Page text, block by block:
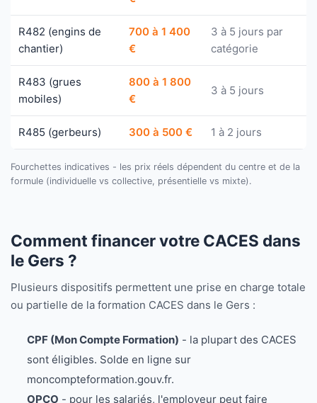
R482 (engins de
chantier)
700 à 1 400
€
3 à 5 jours par
catégorie
R483 (grues
mobiles)
800 à 1 800
€
3 à 5 jours
R485 (gerbeurs) 300 à 500 € 1 à 2 jours
Fourchettes indicatives - les prix réels dépendent du centre et de la
formule (individuelle vs collective, présentielle vs mixte).
Comment financer votre CACES dans
le Gers ?
Plusieurs dispositifs permettent une prise en charge totale
ou partielle de la formation CACES dans le Gers :
CPF (Mon Compte Formation) - la plupart des CACES
sont éligibles. Solde en ligne sur
moncompteformation.gouv.fr.
OPCO - pour les salariés, l'employeur peut faire